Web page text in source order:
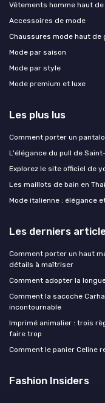
Vêtements homme haut
Accessoires de mode
Chaussures mode haut de
Mode par saison
Mode par style
Mode premium et luxe
Les plus lus
Comment porter un
L'élégance du pull de
Explorez le site officiel de
Les maillots de bain en
Mode italienne : élégance
Les derniers
Comment porter un haut
détails à maîtriser
Comment adopter la
Comment la sacoche
incontournable
Imprimé animalier : trois
faire trop
Comment le panier Celine
Fashion Insiders